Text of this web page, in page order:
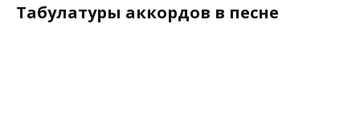
Табулатуры аккордов в песне